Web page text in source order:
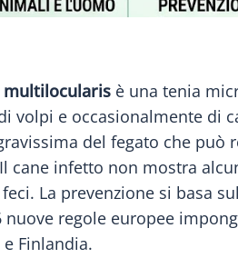
multilocularisè una tenia
volpi e occasionalmente di
del fegato che
cane infetto non mostra
La prevenzione si basa
nuove regole europee
Finlandia.